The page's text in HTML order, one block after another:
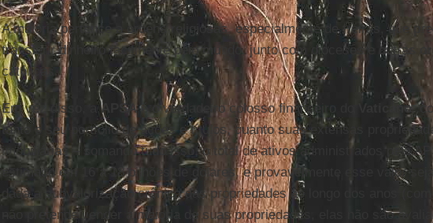
A maioria pertence a ordens religiosas, especialmente de freiras, que
transferir dinheiro facilmente pelo mundo, junto com dioceses e outras
católicas.
Em vez disso, aAPSAé o verdadeiro colosso financeiro do Vaticano,
tanto o seu portfólio de ações e títulos, quanto suas extensas
imobiliárias – somando tudo isso, o total de ativos administrados pela
estimado em 16 a 18 bilhões de dólares, e provavelmente esse valor
dada a subvalorização crônica das propriedades ao longo dos anos
não pretende vender a maioria de suas propriedades, elas não são